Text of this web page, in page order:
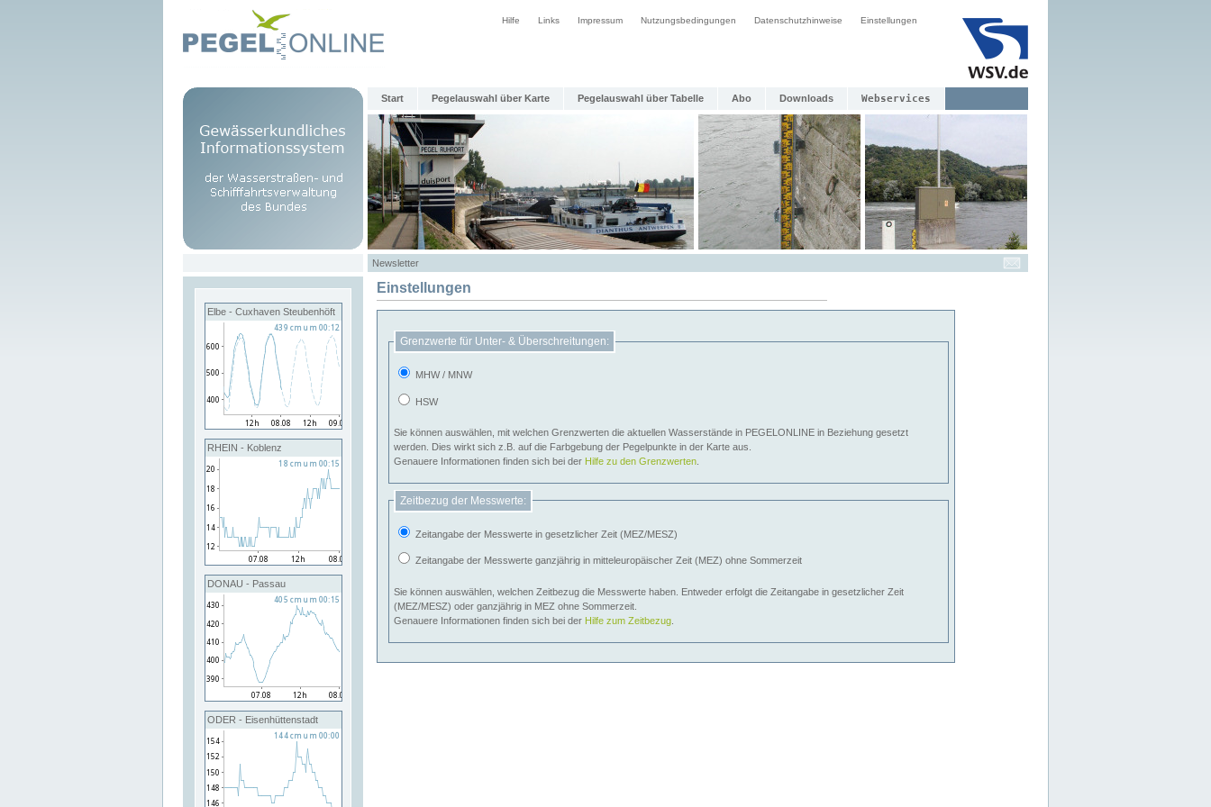
Hilfe Links Impressum Nutzungsbedingungen Datenschutzhinweise Einstellungen
Start Pegelauswahl über Karte Pegelauswahl über Tabelle Abo Downloads Webservices
Newsletter
Elbe - Cuxhaven Steubenhöft
RHEIN - Koblenz
DONAU - Passau
ODER - Eisenhüttenstadt
Einstellungen
Grenzwerte für Unter- & Überschreitungen:
MHW / MNW
HSW
Sie können auswählen, mit welchen Grenzwerten die aktuellen Wasserstände in PEGELONLINE in Beziehung gesetzt
werden. Dies wirkt sich z.B. auf die Farbgebung der Pegelpunkte in der Karte aus.
Genauere Informationen finden sich bei der Hilfe zu den Grenzwerten
Zeitbezug der Messwerte:
Zeitangabe der Messwerte in gesetzlicher Zeit (MEZ/MESZ)
Zeitangabe der Messwerte ganzjährig in mitteleuropäischer Zeit (MEZ) ohne Sommerzeit
Sie können auswählen, welchen Zeitbezug die Messwerte haben. Entweder erfolgt die Zeitangabe in gesetzlicher Zeit
(MEZ/MESZ) oder ganzjährig in MEZ ohne Sommerzeit.
Genauere Informationen finden sich bei der Hilfe zum Zeitbezug